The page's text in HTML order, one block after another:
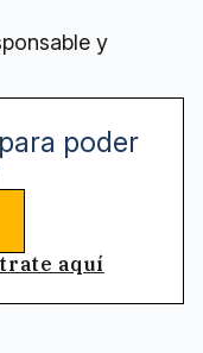
y
poder
aquí